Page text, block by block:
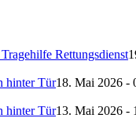
Rettungsdienst
hinter Tür18. Mai 2026 -
hinter Tür13. Mai 2026 -